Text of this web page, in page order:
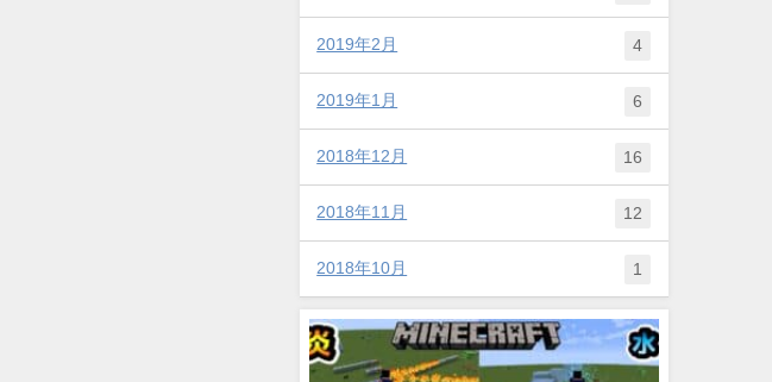
2019年2月 4
2019年1月 6
2018年12月 16
2018年11月 12
2018年10月 1